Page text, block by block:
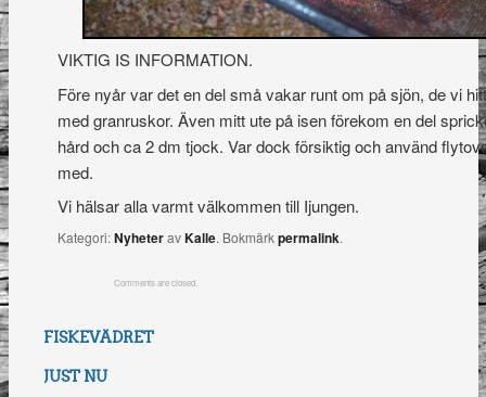
VIKTIG IS INFORMATION.
Före nyår var det en del små vakar runt om på sjön, de vi
med granruskor. Även mitt ute på isen förekom en del
hård och ca 2 dm tjock. Var dock försiktig och använd
med.
Vi hälsar alla varmt välkommen till Ijungen.
Kategori:NyheteravKalle. Bokmärkpermalink.
Comments are closed.
FISKEVÄDRET
JUST NU